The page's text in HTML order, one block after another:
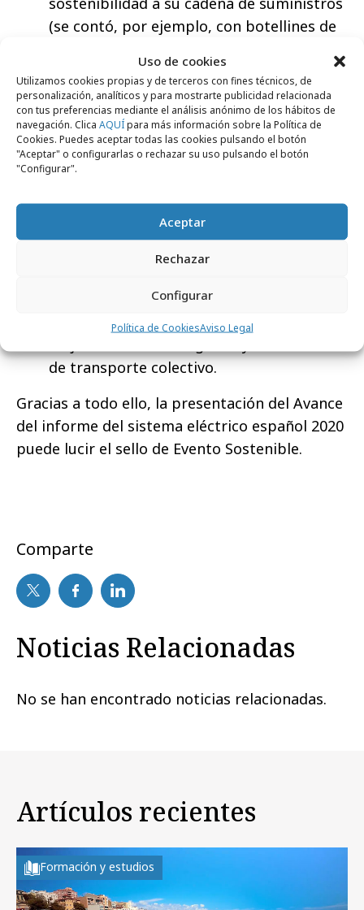
Uso de cookies
Utilizamos cookies propias y de terceros con fines técnicos, de
personalización, analíticos y para mostrarte publicidad relacionada
con tus preferencias mediante el análisis anónimo de los hábitos de
navegación. Clica AQUÍpara más información sobre la Política de
Cookies. Puedes aceptar todas las cookies pulsando el botón
"Aceptar" o configurarlas o rechazar su uso pulsando el botón
"Configurar".
Aceptar
Rechazar
Configurar
Política de CookiesAviso Legal
(se contó, por ejemplo, con botellines de
beneficios se destinan a hacer pozos en
África).
Medición de la huella de carbono del
evento. Además, la compañía procederá a
la compensación de la huella dejada por el
Promoción de una cultura de respeto a la
diversidad, garantizando la igualdad de
oportunidades y la no discriminación, así
procedente de colectivos vulnerables.
Fomento del uso de vehículos con una
de transporte colectivo.
Gracias a todo ello, la presentación del Avance
del informe del sistema eléctrico español 2020
puede lucir el sello de Evento Sostenible.
Comparte
Noticias Relacionadas
No se han encontrado noticias relacionadas.
Artículos recientes
Formación y estudios